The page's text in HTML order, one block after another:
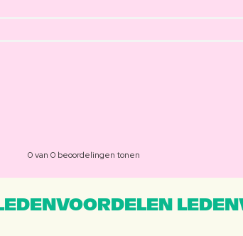
0 van 0 beoordelingen tonen